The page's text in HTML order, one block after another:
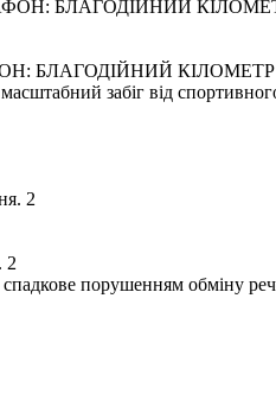
БЛАГОДІЙНИЙ КІЛОМЕТР
забіг від
2
спадкове порушенням обміну